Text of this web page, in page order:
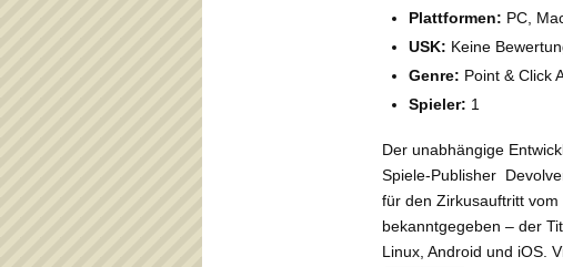
Plattformen: PC,
USK: Keine
Genre: Point & Click
Spieler: 1
Der unabhängige
Spiele-Publisher
für den Zirkusauftritt
bekanntgegeben – der
Linux, Android und iOS.